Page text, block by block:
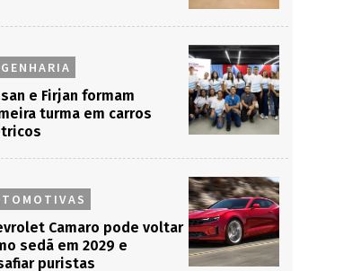
e Firjan formam
turma em carros
Camaro pode voltar
sedã em 2029 e
puristas